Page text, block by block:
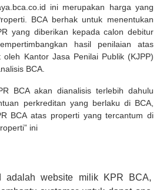
ini merupakan harga yang
BCA berhak untuk menentukan
yang diberikan kepada calon debitur
hasil penilaian atas
Kantor Jasa Penilai Publik (KJPP)
BCA.
BCA akan dianalisis terlebih dahulu
perkreditan yang berlaku di BCA,
BCA atas properti yang tercantum di
ini
adalah website milik KPR BCA,